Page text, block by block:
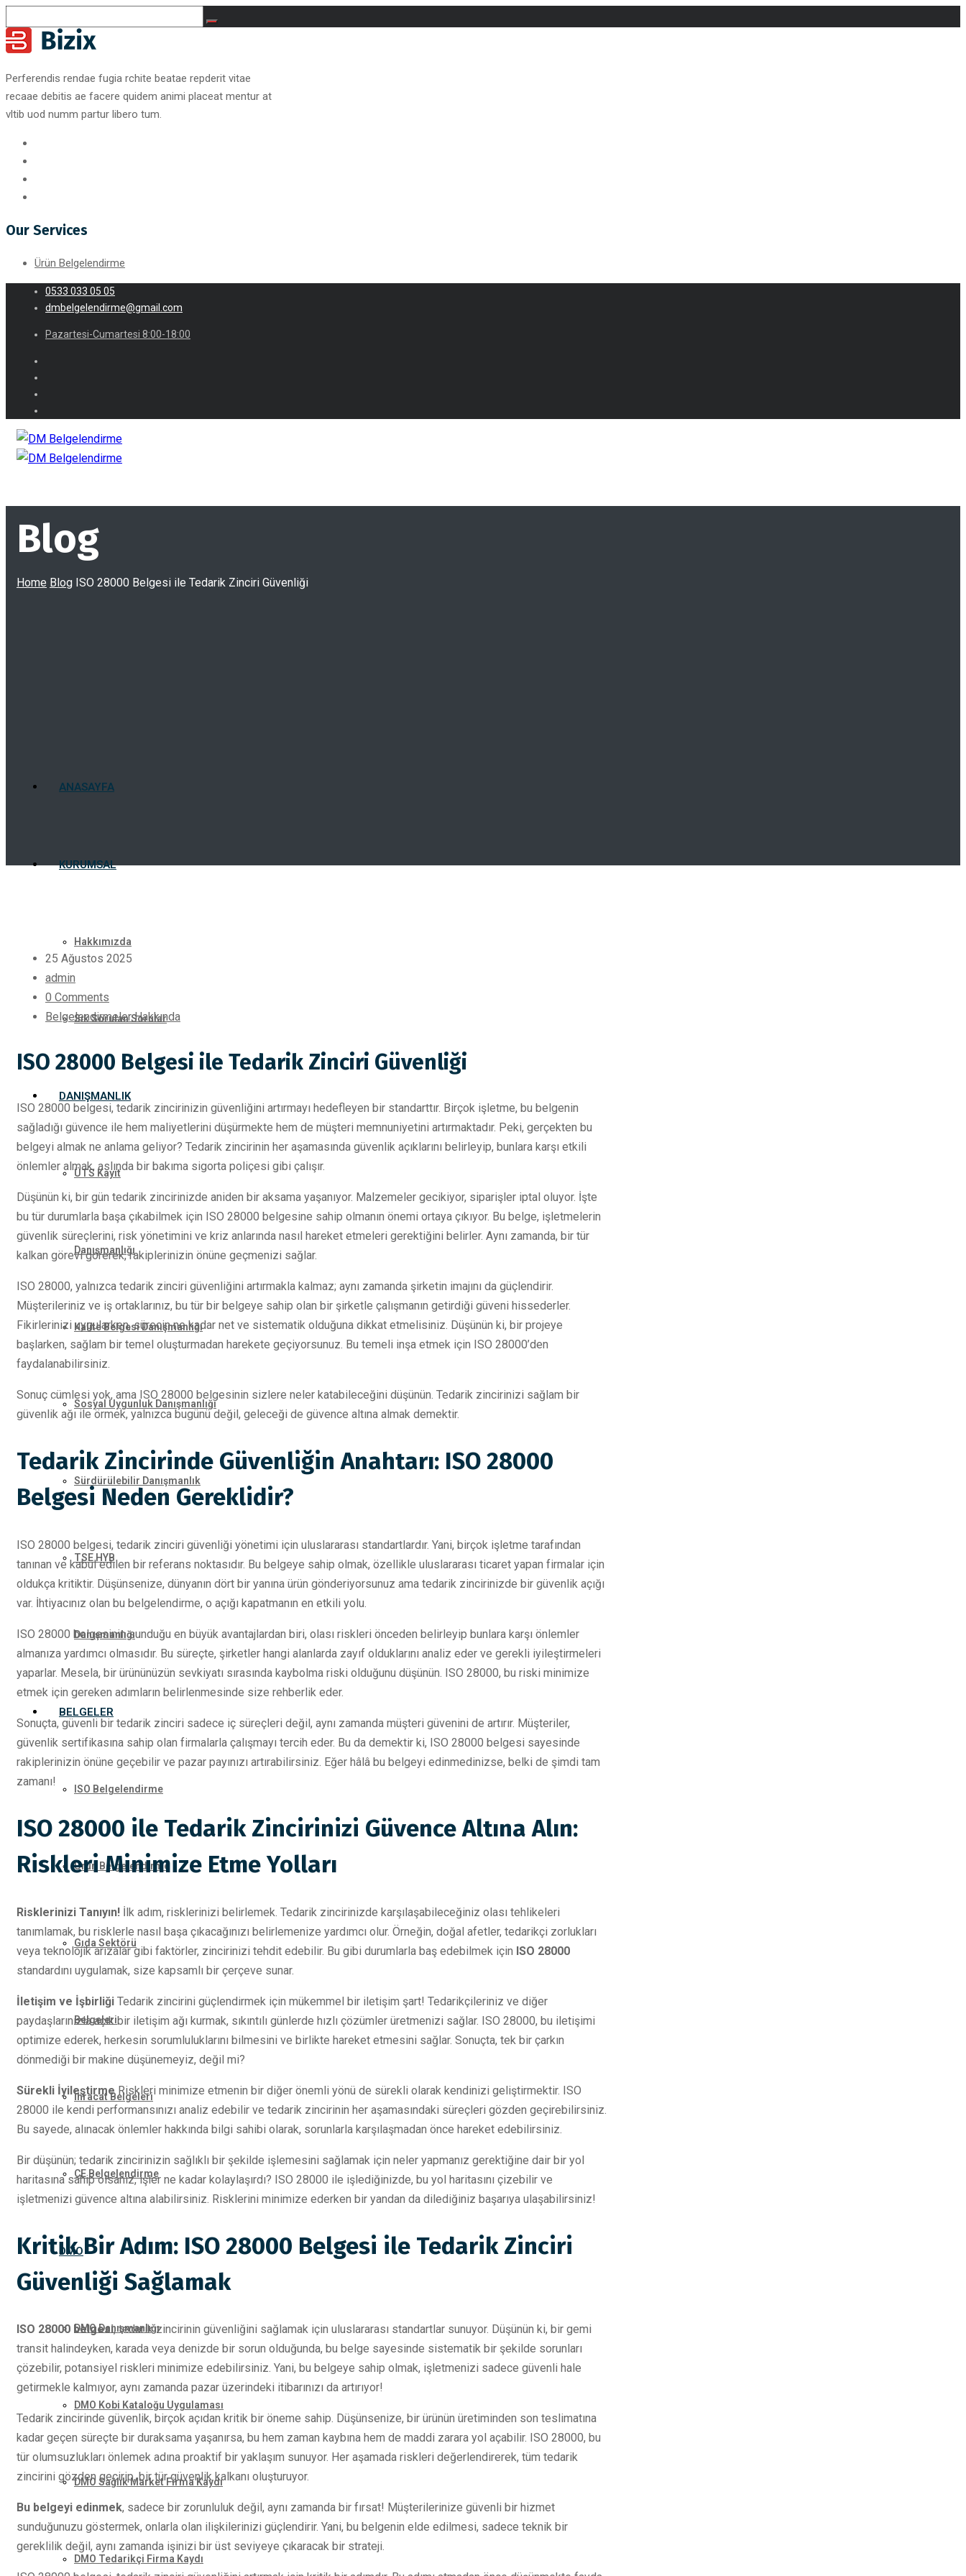
Perferendis rendae fugia rchite beatae repderit vitae
recaae debitis ae facere quidem animi placeat mentur at
vltib uod numm partur libero tum.
Our Services
Ürün Belgelendirme
0533 033 05 05
dmbelgelendirme@gmail.com
Pazartesi-Cumartesi 8:00-18:00
ANASAYFA
KURUMSAL
Hakkımızda
Sık Sorulan Sorular
DANIŞMANLIK
ÜTS Kayıt
Danışmanlığı
Kalite Belgesi Danışmanlığı
Sosyal Uygunluk Danışmanlığı
Sürdürülebilir Danışmanlık
TSE HYB
Danışmanlığı
BELGELER
ISO Belgelendirme
Ürün Belgelendirme
Gıda Sektörü
Belgeleri
İhracat Belgeleri
CE Belgelendirme
DMO
DMO Danışmanlığı
DMO Kobi Kataloğu Uygulaması
DMO Sağlık Market Firma Kaydı
DMO Tedarikçi Firma Kaydı
Blog
Home Blog ISO 28000 Belgesi ile Tedarik Zinciri Güvenliği
25 Ağustos 2025
admin
0 Comments
Belgelendirmeler Hakkında
ISO 28000 Belgesi ile Tedarik Zinciri Güvenliği
ISO 28000 belgesi, tedarik zincirinizin güvenliğini artırmayı hedefleyen bir standarttır. Birçok işletme, bu belgenin
sağladığı güvence ile hem maliyetlerini düşürmekte hem de müşteri memnuniyetini artırmaktadır. Peki, gerçekten bu
belgeyi almak ne anlama geliyor? Tedarik zincirinin her aşamasında güvenlik açıklarını belirleyip, bunlara karşı etkili
önlemler almak, aslında bir bakıma sigorta poliçesi gibi çalışır.
Düşünün ki, bir gün tedarik zincirinizde aniden bir aksama yaşanıyor. Malzemeler gecikiyor, siparişler iptal oluyor. İşte
bu tür durumlarla başa çıkabilmek için ISO 28000 belgesine sahip olmanın önemi ortaya çıkıyor. Bu belge, işletmelerin
güvenlik süreçlerini, risk yönetimini ve kriz anlarında nasıl hareket etmeleri gerektiğini belirler. Aynı zamanda, bir tür
kalkan görevi görerek, rakiplerinizin önüne geçmenizi sağlar.
ISO 28000, yalnızca tedarik zinciri güvenliğini artırmakla kalmaz; aynı zamanda şirketin imajını da güçlendirir.
Müşterileriniz ve iş ortaklarınız, bu tür bir belgeye sahip olan bir şirketle çalışmanın getirdiği güveni hissederler.
Fikirlerinizi uygularken, sürecin ne kadar net ve sistematik olduğuna dikkat etmelisiniz. Düşünün ki, bir projeye
başlarken, sağlam bir temel oluşturmadan harekete geçiyorsunuz. Bu temeli inşa etmek için ISO 28000’den
faydalanabilirsiniz.
Sonuç cümlesi yok, ama ISO 28000 belgesinin sizlere neler katabileceğini düşünün. Tedarik zincirinizi sağlam bir
güvenlik ağı ile örmek, yalnızca bugünü değil, geleceği de güvence altına almak demektir.
Tedarik Zincirinde Güvenliğin Anahtarı: ISO 28000
Belgesi Neden Gereklidir?
ISO 28000 belgesi, tedarik zinciri güvenliği yönetimi için uluslararası standartlardır. Yani, birçok işletme tarafından
tanınan ve kabul edilen bir referans noktasıdır. Bu belgeye sahip olmak, özellikle uluslararası ticaret yapan firmalar için
oldukça kritiktir. Düşünsenize, dünyanın dört bir yanına ürün gönderiyorsunuz ama tedarik zincirinizde bir güvenlik açığı
var. İhtiyacınız olan bu belgelendirme, o açığı kapatmanın en etkili yolu.
ISO 28000 belgesinin sunduğu en büyük avantajlardan biri, olası riskleri önceden belirleyip bunlara karşı önlemler
almanıza yardımcı olmasıdır. Bu süreçte, şirketler hangi alanlarda zayıf olduklarını analiz eder ve gerekli iyileştirmeleri
yaparlar. Mesela, bir ürününüzün sevkiyatı sırasında kaybolma riski olduğunu düşünün. ISO 28000, bu riski minimize
etmek için gereken adımların belirlenmesinde size rehberlik eder.
Sonuçta, güvenli bir tedarik zinciri sadece iç süreçleri değil, aynı zamanda müşteri güvenini de artırır. Müşteriler,
güvenlik sertifikasına sahip olan firmalarla çalışmayı tercih eder. Bu da demektir ki, ISO 28000 belgesi sayesinde
rakiplerinizin önüne geçebilir ve pazar payınızı artırabilirsiniz. Eğer hâlâ bu belgeyi edinmedinizse, belki de şimdi tam
zamanı!
ISO 28000 ile Tedarik Zincirinizi Güvence Altına Alın:
Riskleri Minimize Etme Yolları
Risklerinizi Tanıyın! İlk adım, risklerinizi belirlemek. Tedarik zincirinizde karşılaşabileceğiniz olası tehlikeleri
tanımlamak, bu risklerle nasıl başa çıkacağınızı belirlemenize yardımcı olur. Örneğin, doğal afetler, tedarikçi zorlukları
veya teknolojik arızalar gibi faktörler, zincirinizi tehdit edebilir. Bu gibi durumlarla baş edebilmek için ISO 28000
standardını uygulamak, size kapsamlı bir çerçeve sunar.
İletişim ve İşbirliği Tedarik zincirini güçlendirmek için mükemmel bir iletişim şart! Tedarikçileriniz ve diğer
paydaşlarınızla açık bir iletişim ağı kurmak, sıkıntılı günlerde hızlı çözümler üretmenizi sağlar. ISO 28000, bu iletişimi
optimize ederek, herkesin sorumluluklarını bilmesini ve birlikte hareket etmesini sağlar. Sonuçta, tek bir çarkın
dönmediği bir makine düşünemeyiz, değil mi?
Sürekli İyileştirmeRiskleri minimize etmenin bir diğer önemli yönü de sürekli olarak kendinizi geliştirmektir. ISO
28000 ile kendi performansınızı analiz edebilir ve tedarik zincirinin her aşamasındaki süreçleri gözden geçirebilirsiniz.
Bu sayede, alınacak önlemler hakkında bilgi sahibi olarak, sorunlarla karşılaşmadan önce hareket edebilirsiniz.
Bir düşünün; tedarik zincirinizin sağlıklı bir şekilde işlemesini sağlamak için neler yapmanız gerektiğine dair bir yol
haritasına sahip olsanız, işler ne kadar kolaylaşırdı? ISO 28000 ile işlediğinizde, bu yol haritasını çizebilir ve
işletmenizi güvence altına alabilirsiniz. Risklerini minimize ederken bir yandan da dilediğiniz başarıya ulaşabilirsiniz!
Kritik Bir Adım: ISO 28000 Belgesi ile Tedarik Zinciri
Güvenliği Sağlamak
ISO 28000 belgesi, tedarik zincirinin güvenliğini sağlamak için uluslararası standartlar sunuyor. Düşünün ki, bir gemi
transit halindeyken, karada veya denizde bir sorun olduğunda, bu belge sayesinde sistematik bir şekilde sorunları
çözebilir, potansiyel riskleri minimize edebilirsiniz. Yani, bu belgeye sahip olmak, işletmenizi sadece güvenli hale
getirmekle kalmıyor, aynı zamanda pazar üzerindeki itibarınızı da artırıyor!
Tedarik zincirinde güvenlik, birçok açıdan kritik bir öneme sahip. Düşünsenize, bir ürünün üretiminden son teslimatına
kadar geçen süreçte bir duraksama yaşanırsa, bu hem zaman kaybına hem de maddi zarara yol açabilir. ISO 28000, bu
tür olumsuzlukları önlemek adına proaktif bir yaklaşım sunuyor. Her aşamada riskleri değerlendirerek, tüm tedarik
zincirini gözden geçirip, bir tür güvenlik kalkanı oluşturuyor.
Bu belgeyi edinmek, sadece bir zorunluluk değil, aynı zamanda bir fırsat! Müşterilerinize güvenli bir hizmet
sunduğunuzu göstermek, onlarla olan ilişkilerinizi güçlendirir. Yani, bu belgenin elde edilmesi, sadece teknik bir
gereklilik değil, aynı zamanda işinizi bir üst seviyeye çıkaracak bir strateji.